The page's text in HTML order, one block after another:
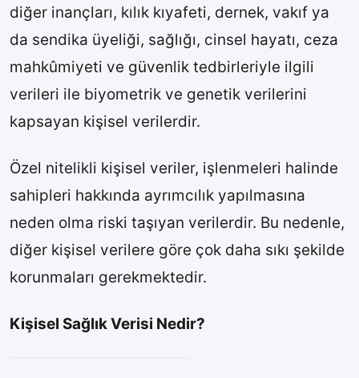
diğer inançları, kılık kıyafeti, dernek, vakıf ya
da sendika üyeliği, sağlığı, cinsel hayatı, ceza
mahkûmiyeti ve güvenlik tedbirleriyle ilgili
verileri ile biyometrik ve genetik verilerini
kapsayan kişisel verilerdir.
Özel nitelikli kişisel veriler, işlenmeleri halinde
sahipleri hakkında ayrımcılık yapılmasına
neden olma riski taşıyan verilerdir. Bu nedenle,
diğer kişisel verilere göre çok daha sıkı şekilde
korunmaları gerekmektedir.
Kişisel Sağlık Verisi Nedir?